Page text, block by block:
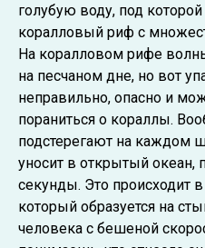
голубую воду, под
коралловый риф с
На коралловом рифе
на песчаном дне, но вот
неправильно, опасно и
пораниться о кораллы.
подстерегают на каждом
уносит в открытый океан,
секунды. Это происходит
который образуется на
человека с бешеной